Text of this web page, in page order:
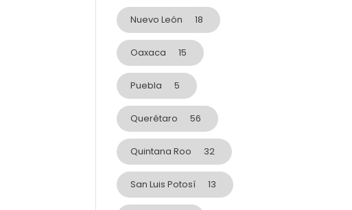
Nuevo León 18
Oaxaca 15
Puebla 5
Querétaro 56
Quintana Roo 32
San Luis Potosí 13